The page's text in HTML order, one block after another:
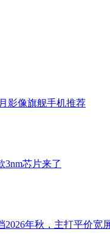
影像旗舰手机推荐
3nm芯片来了
2026年秋，主打平价宽